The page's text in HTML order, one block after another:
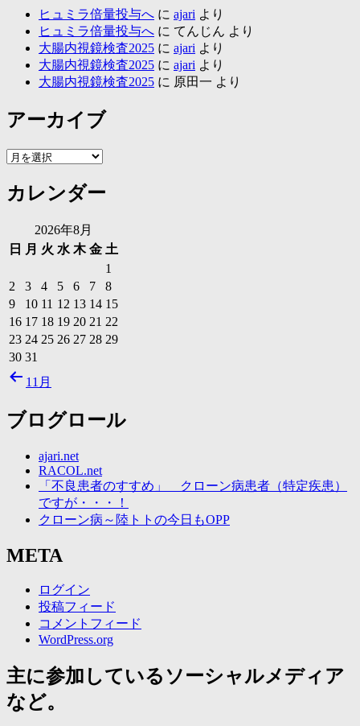
ヒュミラ倍量投与へ に ajari より
ヒュミラ倍量投与へ に てんじん より
大腸内視鏡検査2025 に ajari より
大腸内視鏡検査2025 に ajari より
大腸内視鏡検査2025 に 原田一 より
アーカイブ
ア
カ
イ
カレンダー
2026年8月
日
月 火 水 木 金 土
1
2
3 4 5 6 7
8
9
10 11 12 13 14 15
16 17 18 19 20 21 22
23 24 25 26 27 28 29
30 31
11月
ブログロール
ajari.net
RACOL.net
「不良患者のすすめ」 クローン病患者（特定疾患）
ですが・・・！
クローン病～陸トトの今日もOPP
META
ログイン
投稿フィード
コメントフィード
WordPress.org
主に参加しているソーシャルメディア
など。